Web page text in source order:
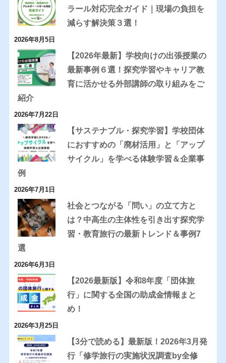
ラール対応完全ガイド｜現場の負担を
減らす解決策３選！
2026年8月5日
【2026年最新】学校向けの出張授業の
最新事例６選！探究学習やキャリア教
育に活かせる外部講師の取り組みをご
紹介
2026年7月22日
【サステナブル・探究学習】学校団体
におすすめの「廃材活用」と「アップ
サイクル」を学べる体験学習＆企業事
例
2026年7月1日
社会とつながる「問い」の立て方と
は？中高生の主体性を引き出す探究学
習・教育旅行の最新トレンド＆事例7
選
2026年6月3日
【2026最新版】令和8年度「団体旅
行」に関する全国の助成金情報まと
め！
2026年3月25日
【3分で読める】最新版！2026年3月発
行「修学旅行の実施状況調査by全修